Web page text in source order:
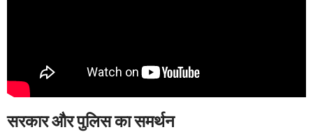
सरकार और पुलिस का समर्थन